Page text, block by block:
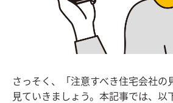
さっそく、「注意すべき住宅会社の
見ていきましょう。本記事では、以